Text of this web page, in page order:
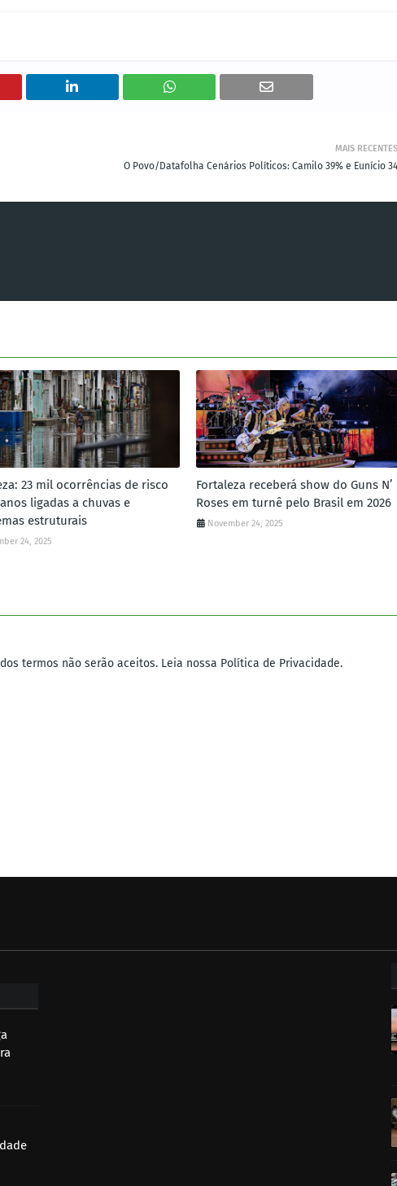
MAIS RECENTES
O Povo/Datafolha Cenários Políticos: Camilo 39% e Eunício
23 mil ocorrências de risco
ligadas a chuvas e
estruturais
24, 2025
Fortaleza receberá show do Guns N’
Roses em turnê pelo Brasil em 2026
November 24, 2025
termos não serão aceitos. Leia nossa Política de Privacidade.